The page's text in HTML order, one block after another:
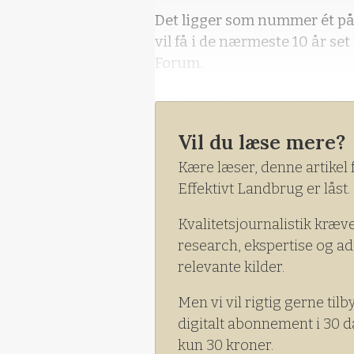
Det ligger som nummer ét
vil få i de nærmeste 10 år
Forum.
- Så klima- og
for landbruget fremover, lød
Innovation, under hans
konference i Horsens i
Vil du læse mere?
Kære læser, denne artikel
Effektivt Landbrug er låst.
Kvalitetsjournalistik
research, ekspertise og
relevante kilder.
Men vi vil rigtig gerne
digitalt abonnement i 30
kun 30 kroner.